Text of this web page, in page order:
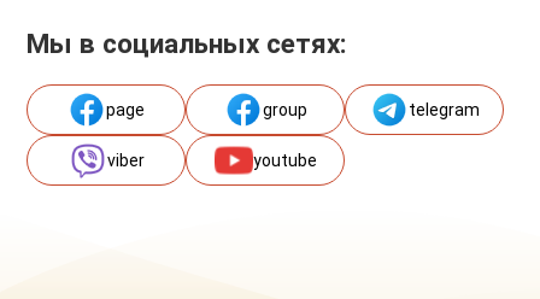
Мы в социальных сетях:
page group telegram
viber youtube